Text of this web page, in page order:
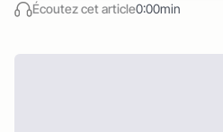
Écoutez cet article0:00min